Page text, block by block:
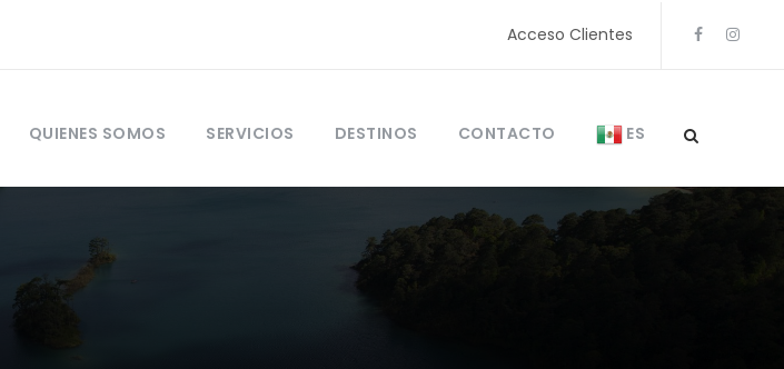
Acceso Clientes
QUIENES SOMOS SERVICIOS DESTINOS CONTACTO ES